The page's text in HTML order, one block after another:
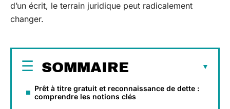
d’un écrit, le terrain juridique peut radicalement
changer.
SOMMAIRE
Prêt à titre gratuit et reconnaissance de dette :
comprendre les notions clés